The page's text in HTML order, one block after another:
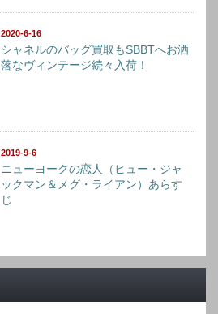
2020-6-16
シャネルのバッグ買取もSBBTへお洒
落なヴィンテージ続々入荷！
2019-9-6
ニューヨークの恋人（ヒュー・ジャ
ックマン＆メグ・ライアン）あらす
じ